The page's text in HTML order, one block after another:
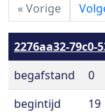
«Vorige
2276aa32-79c0-
begafstand
0
begintijd
19